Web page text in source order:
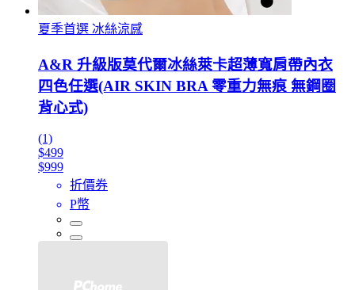
夏季首選 冰絲涼感
A&R 升級版莫代爾冰絲萊卡超薄寬肩帶內衣
四色任選(AIR SKIN BRA 零重力無痕 無鋼圈
背心式)
(1)
$499
$999
折價券
P幣